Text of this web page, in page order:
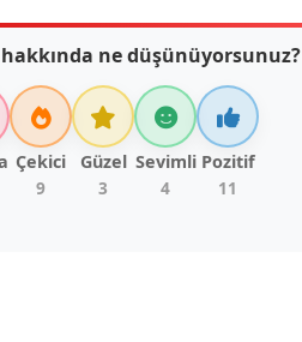
ne düşünüyorsunuz?
Çekici
9
Güzel
3
Sevimli
4
Pozitif
11